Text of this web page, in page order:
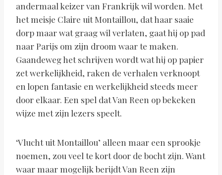
andermaal keizer van Frankrijk wil worden. Met
het meisje Claire uit Montaillou, dat haar saaie
dorp maar wat graag wil verlaten, gaat hij op pad
naar Parijs om zijn droom waar te maken.
Gaandeweg het schrijven wordt wat hij op papier
zet werkelijkheid, raken de verhalen verknoopt
en lopen fantasie en werkelijkheid steeds meer
door elkaar. Een spel dat Van Reen op bekeken
wijze met zijn lezers speelt.
‘Vlucht uit Montaillou’ alleen maar een sprookje
noemen, zou veel te kort door de bocht zijn. Want
waar maar mogelijk berijdt Van Reen zijn